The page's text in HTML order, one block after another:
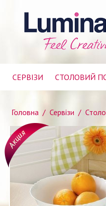
СЕРВІЗИ СТОЛОВИЙ
Головна / Сервізи /